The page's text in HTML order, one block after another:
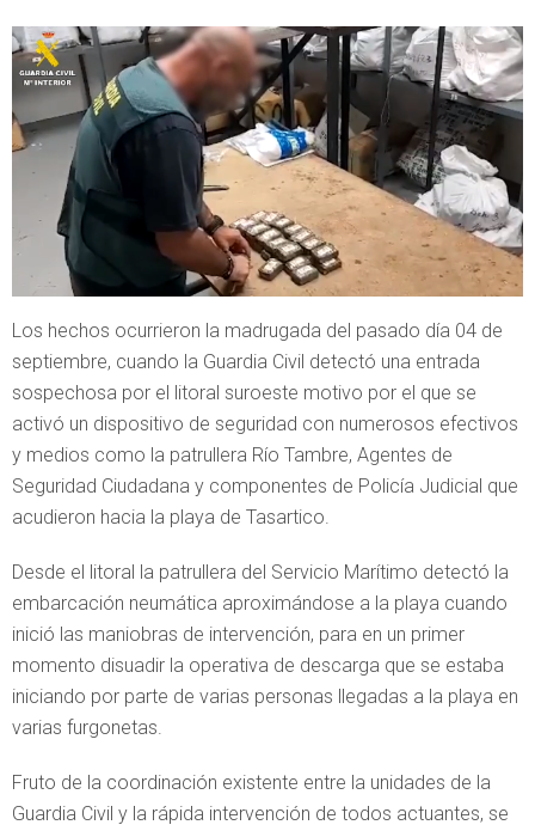
Los hechos ocurrieron la madrugada del pasado día 04 de
septiembre, cuando la Guardia Civil detectó una entrada
sospechosa por el litoral suroeste motivo por el que se
activó un dispositivo de seguridad con numerosos efectivos
y medios como la patrullera Río Tambre, Agentes de
Seguridad Ciudadana y componentes de Policía Judicial que
acudieron hacia la playa de Tasartico.
Desde el litoral la patrullera del Servicio Marítimo detectó la
embarcación neumática aproximándose a la playa cuando
inició las maniobras de intervención, para en un primer
momento disuadir la operativa de descarga que se estaba
iniciando por parte de varias personas llegadas a la playa en
varias furgonetas.
Fruto de la coordinación existente entre la unidades de la
Guardia Civil y la rápida intervención de todos actuantes, se